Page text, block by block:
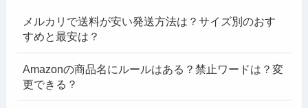
メルカリで送料が安い発送方法は？サイズ別のおす
すめと最安は？
Amazonの商品名にルールはある？禁止ワードは？変
更できる？